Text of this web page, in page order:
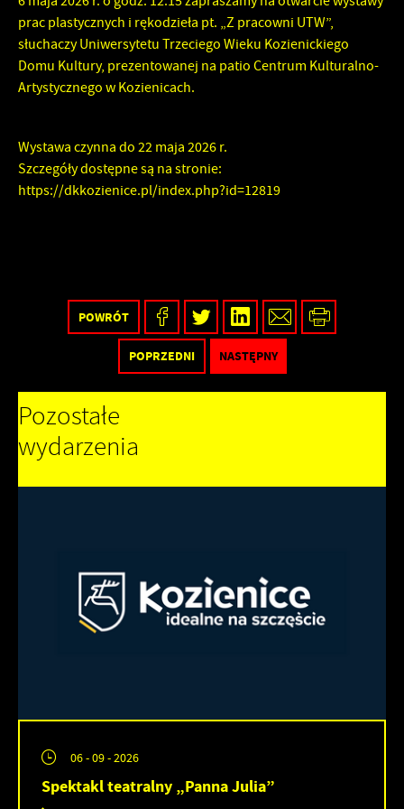
prac plastycznych i rękodzieła pt. „Z pracowni UTW”,
słuchaczy Uniwersytetu Trzeciego Wieku Kozienickiego
Domu Kultury, prezentowanej na patio Centrum Kulturalno-
Artystycznego w Kozienicach.
Wystawa czynna do 22 maja 2026 r.
Szczegóły dostępne są na stronie:
https://dkkozienice.pl/index.php?id=12819
POWRÓT
POPRZEDNI NASTĘPNY
Pozostałe
wydarzenia
06 - 09 - 2026
Spektakl teatralny „Panna Julia”